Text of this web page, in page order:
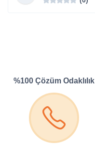
%100 Çözüm Odaklılık